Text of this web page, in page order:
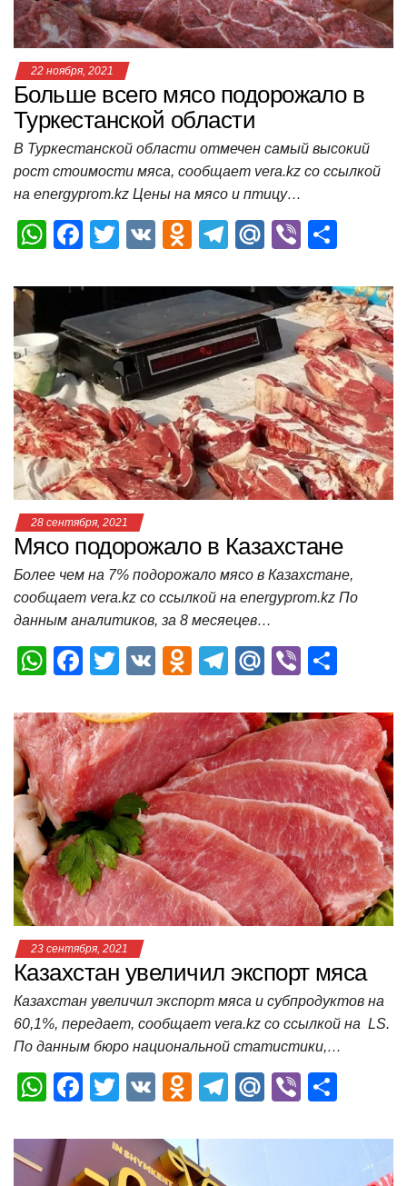
ki
ь
22 ноября, 2021
Больше всего мясо подорожало в
Туркестанской области
В Туркестанской области отмечен самый высокий
рост стоимости мяса, сообщает vera.kz со ссылкой
на energyprom.kz Цены на мясо и птицу…
W
at
s
A
p
p
F
c
e
b
o
o
k
T
tt
V
O
n
o
kl
a
ss
ni
ki
T
e
gr
a
m
M
.R
u
Vi
er п
р
а
в
и
т
ь
28 сентября, 2021
Мясо подорожало в Казахстане
Более чем на 7% подорожало мясо в Казахстане,
сообщает vera.kz со ссылкой на energyprom.kz По
данным аналитиков, за 8 месяецев…
W
at
s
A
p
p
F
c
e
b
o
o
k
T
tt
er
V
O
n
o
kl
a
ss
ni
ki
T
e
gr
a
m
M
.R
u
Vi
er п
р
а
в
и
т
ь
23 сентября, 2021
Казахстан увеличил экспорт мяса
Казахстан увеличил экспорт мяса и субпродуктов на
60,1%, передает, сообщает vera.kz со ссылкой на LS.
По данным бюро национальной статистики,…
W
at
s
F
c
e
T
tt
er
V
O
n
o
T
e
M
.R
Vi
er п